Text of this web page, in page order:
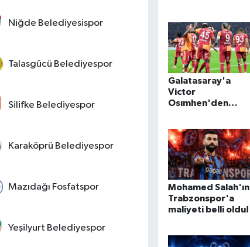
Niğde Belediyesispor
Talasgücü Belediyespor
Silifke Belediyespor
Karaköprü Belediyespor
Mazıdağı Fosfatspor
Yeşilyurt Belediyespor
Galatasaray'a
Victor
Osımhen'den
Mohamed Salah'ın
Trabzonspor'a
maliyeti belli oldu!